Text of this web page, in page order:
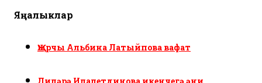
Яңалыклар
Җырчы Альбина Латыйпова вафат